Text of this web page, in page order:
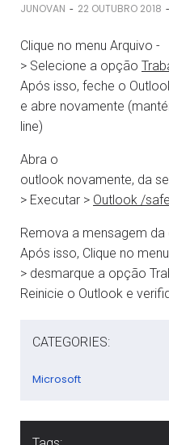
JUNOVAN - 22 OUTUBRO 2018 -
Clique no menu Arquivo -
> Selecione a opção
Após isso, feche o
e abre novamente (
line)
Abra o
outlook novamente, da
> Executar > Outlook /safe
Remova a mensagem da
Após isso, Clique no menu
> desmarque a opção
Reinicie o Outlook e
CATEGORIES:
Microsoft